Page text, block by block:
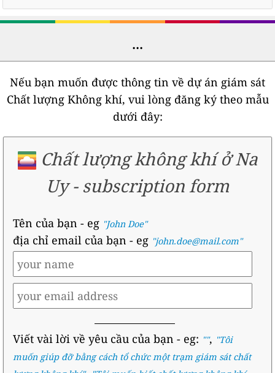
...
Nếu bạn muốn được thông tin về dự án giám sát
Chất lượng Không khí, vui lòng đăng ký theo mẫu
dưới đây:
Chất lượng không khí ở Na
Uy- subscription form
Tên của bạn - eg "John Doe"
địa chỉ email của bạn - eg "john.doe@mail.com"
Viết vài lời về yêu cầu của bạn - eg: "", "Tôi
muốn giúp đỡ bằng cách tổ chức một trạm giám sát chất